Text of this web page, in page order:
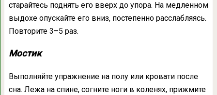
старайтесь поднять его вверх до упора. На медленном
выдохе опускайте его вниз, постепенно расслабляясь.
Повторите 3–5 раз.
Мостик
Выполняйте упражнение на полу или кровати после
сна. Лежа на спине, согните ноги в коленях, прижмите